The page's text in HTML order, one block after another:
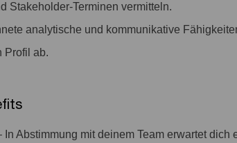
Stakeholder-Terminen vermitteln.
analytische und kommunikative
Profil ab.
In Abstimmung mit deinem Team erwartet